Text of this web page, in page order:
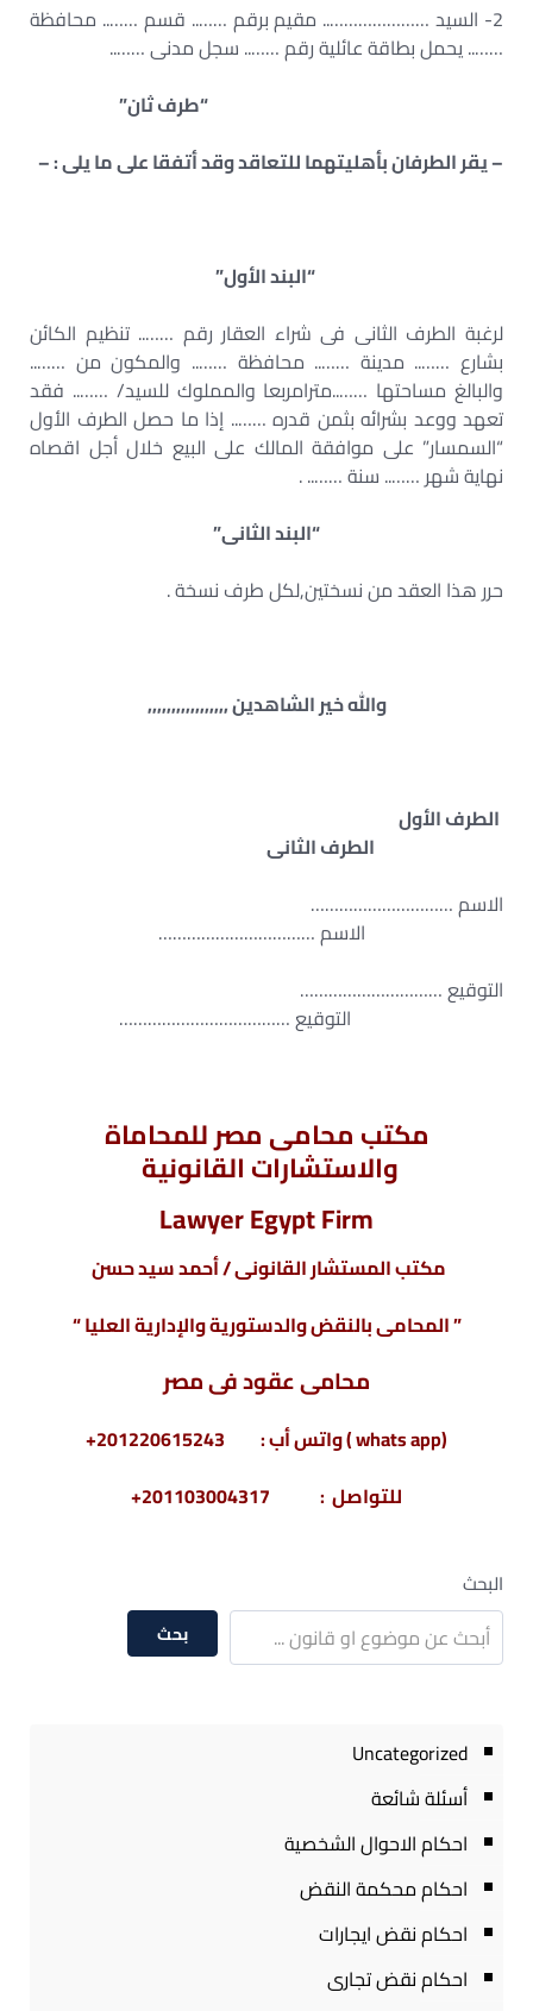
2- السيد ………………….. مقيم برقم …….. قسم …….. محافظة
…….. يحمل بطاقة عائلية رقم …….. سجل مدنى ……..
“طرف ثان”
– يقر الطرفان بأهليتهما للتعاقد وقد أتفقا على ما يلى : –
“البند الأول”
لرغبة الطرف الثانى فى شراء العقار رقم …….. تنظيم الكائن
بشارع …….. مدينة …….. محافظة …….. والمكون من ……..
والبالغ مساحتها ……..مترامربعا والمملوك للسيد/ …….. فقد
تعهد ووعد بشرائه بثمن قدره …….. إذا ما حصل الطرف الأول
“السمسار” على موافقة المالك على البيع خلال أجل اقصاه
نهاية شهر …….. سنة …….. .
“البند الثانى”
حرر هذا العقد من نسختين,لكل طرف نسخة .
والله خير الشاهدين ,,,,,,,,,,,,,,,,,
الطرف الأول
الطرف الثانى
الاسم …………………………
الاسم ……………………………
التوقيع …………………………
التوقيع ………………………………
مكتب محامى مصر للمحاماة
والاستشارات القانونية
Lawyer Egypt Firm
مكتب المستشار القانونى / أحمد سيد حسن
” المحامى بالنقض والدستورية والإدارية العليا “
محامىعقود فى مصر
(whats app ) واتس أب : 201220615243+
للتواصل : 201103004317+
البحث
بحث
Uncategorized
أسئلة شائعة
احكام الاحوال الشخصية
احكام محكمة النقض
احكام نقض ايجارات
احكام نقض تجارى